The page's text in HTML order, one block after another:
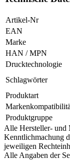
Artikel-Nr
EAN
Marke
HAN / MPN
Drucktechnologie
Schlagwörter
Produktart
Produktgruppe
Alle Hersteller- und
Kenntlichmachung
jeweiligen
Alle Angaben der